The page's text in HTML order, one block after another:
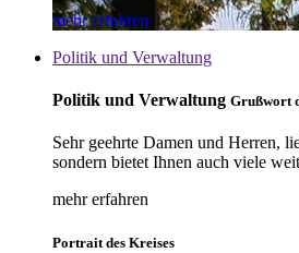
mehr erfahren
Politik und Verwaltung
Politik und Verwaltung Grußwort
Sehr geehrte Damen und Herren,
sondern bietet Ihnen auch viele
mehr erfahren
Portrait des Kreises